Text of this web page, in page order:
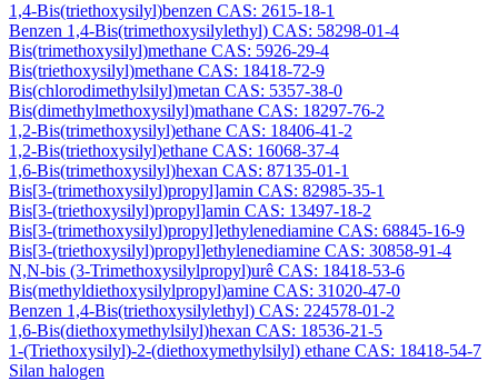
1,4-Bis(triethoxysilyl)benzen CAS: 2615-18-1
Benzen 1,4-Bis(trimethoxysilylethyl) CAS: 58298-01-4
Bis(trimethoxysilyl)methane CAS: 5926-29-4
Bis(triethoxysilyl)methane CAS: 18418-72-9
Bis(chlorodimethylsilyl)metan CAS: 5357-38-0
Bis(dimethylmethoxysilyl)mathane CAS: 18297-76-2
1,2-Bis(trimethoxysilyl)ethane CAS: 18406-41-2
1,2-Bis(triethoxysilyl)ethane CAS: 16068-37-4
1,6-Bis(trimethoxysilyl)hexan CAS: 87135-01-1
Bis[3-(trimethoxysilyl)propyl]amin CAS: 82985-35-1
Bis[3-(triethoxysilyl)propyl]amin CAS: 13497-18-2
Bis[3-(trimethoxysilyl)propyl]ethylenediamine CAS: 68845-16-9
Bis[3-(triethoxysilyl)propyl]ethylenediamine CAS: 30858-91-4
N,N-bis (3-Trimethoxysilylpropyl)urê CAS: 18418-53-6
Bis(methyldiethoxysilylpropyl)amine CAS: 31020-47-0
Benzen 1,4-Bis(triethoxysilylethyl) CAS: 224578-01-2
1,6-Bis(diethoxymethylsilyl)hexan CAS: 18536-21-5
1-(Triethoxysilyl)-2-(diethoxymethylsilyl) ethane CAS: 18418-54-7
Silan halogen